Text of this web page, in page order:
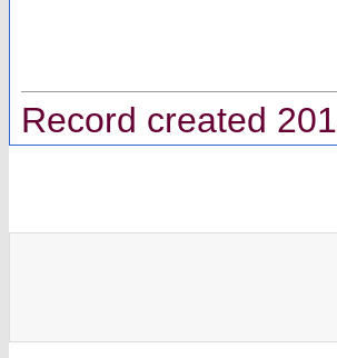
Record created